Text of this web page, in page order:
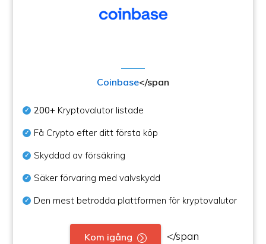
Coinbase</span
200+ Kryptovalutor listade
Få Crypto efter ditt första köp
Skyddad av försäkring
Säker förvaring med valvskydd
Den mest betrodda plattformen för kryptovalutor
Kom igång </span